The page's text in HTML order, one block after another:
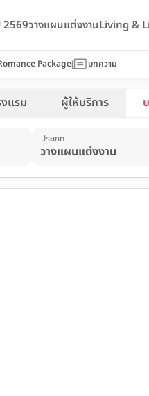
2569วางแผนแต่งงานLiving &
Package บทความ
แรม ผู้ให้บริการ
ประเภท